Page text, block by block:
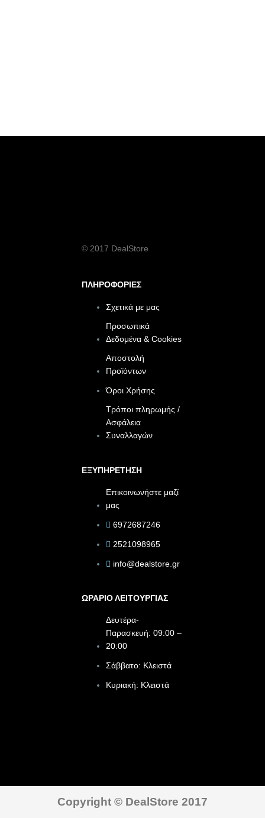
© 2017 DealStore
ΠΛΗΡΟΦΟΡΙΕΣ
Σχετικά με μας
Προσωπικά
Δεδομένα & Cookies
Αποστολή
Προϊόντων
Όροι Χρήσης
Τρόποι πληρωμής /
Ασφάλεια
Συναλλαγών
ΕΞΥΠΗΡΕΤΗΣΗ
Επικοινωνήστε μαζί
μας
6972687246
2521098965
info@dealstore.gr
ΩΡΑΡΙΟ ΛΕΙΤΟΥΡΓΙΑΣ​
Δευτέρα-
Παρασκευή: 09:00 –
20:00
Σάββατο: Κλειστά
Κυριακή: Κλειστά
Copyright © DealStore 2017